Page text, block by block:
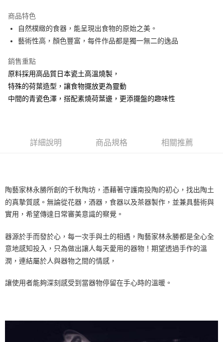
街口支付
悠遊付
AFTEE先享後付
相關說明
【關於「AFTEE先享後付」】
AFTEE先享後付是「在收到商品之後才付款」的支付方式。 讓您購物簡單
便利好安心！
３．收到繳費通知簡訊後14天內，點擊此簡訊中的連結，可透過四大超商／
ATM／網路銀行／等多元方式進行付款，方視為交易完成。
※ 請注意：結帳手續完成當下不需立刻繳費，但若您需要取消訂單，請聯絡
購買商品的店家。未經商家同意取消之訂單仍視為有效，需透過AFTEE先享
是否繳費成功／繳費後需取消欲退款等相關疑問，請聯繫「AFTEE先享後付
客戶支援中心」 https://netprotections.freshdesk.com/support/home
【注意事項】
易，需依本服務之必要範圍內提供個人資料，並將交易相關給付款項請求債
３．未成年的使用者請事先徵得法定代理人或監護人之同意方可使用
「AFTEE先享後付」，若未經同意申辦者引起之損失，本公司不負相關責
ATM付款
每筆NT$60，滿NT$1,500(含以上)免運費
宅配
每筆NT$100，滿NT$1,500(含以上)免運費
商品特色
自然樸緻的食器，能呈現出食物的原始之美。
藝術性高，顏色豐富，每件作品都是獨一無二的逸品
銷售重點
原料採用高品質日本瓷土高溫燒製，
特殊的荷葉造型，讓食物擺放更為靈動
中間的青瓷色澤，搭配素燒荷葉邊，更添擺盤的趣味性
詳細說明 商品規格 相關推薦
陶藝家林永勝所創的千秋陶坊，憑藉著守護南投陶的初心，找出陶土
的真摯質感。無論從花器，酒器，食器以及茶器製作，並兼具藝術與
實用，希望傳達日常審美意識的察覺。
器源於手而發於心，每一次手與土的相遇，陶藝家林永勝都是全心全
意地感知投入，只為做出讓人每天愛用的器物！期望透過手作的溫
潤，連結屬於人與器物之間的情感，
讓使用者能夠深刻感受到當器物停留在手心時的溫暖。